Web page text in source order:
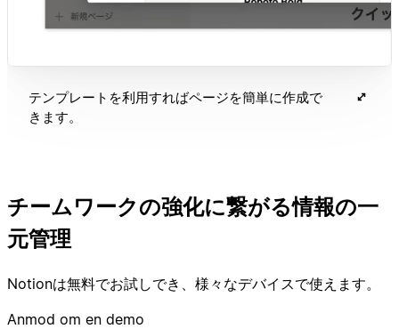
テンプレートを利用すればページを簡単に作成で
きます。
チームワークの強化に繋がる情報の一
元管理
Notionは無料でお試しでき、様々なデバイスで使えます。
Anmod om en demo